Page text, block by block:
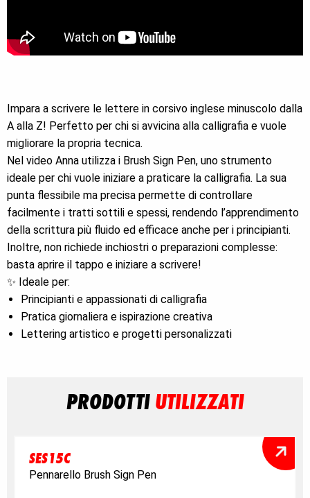
Impara a scrivere le lettere in corsivo inglese minuscolo dalla
A alla Z! Perfetto per chi si avvicina alla calligrafia e vuole
migliorare la propria tecnica.
Nel video Anna utilizza i Brush Sign Pen, uno strumento
ideale per chi vuole iniziare a praticare la calligrafia. La sua
punta flessibile ma precisa permette di controllare
facilmente i tratti sottili e spessi, rendendo l’apprendimento
della scrittura più fluido ed efficace anche per i principianti.
Inoltre, non richiede inchiostri o preparazioni complesse:
basta aprire il tappo e iniziare a scrivere!
✨ Ideale per:
Principianti e appassionati di calligrafia
Pratica giornaliera e ispirazione creativa
Lettering artistico e progetti personalizzati
PRODOTTIUTILIZZATI
SES15C
Pennarello Brush Sign Pen